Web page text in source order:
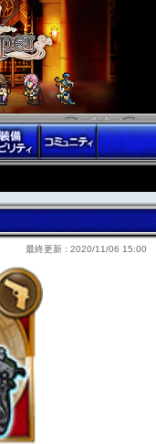
最終更新 : 2020/11/06 15:00